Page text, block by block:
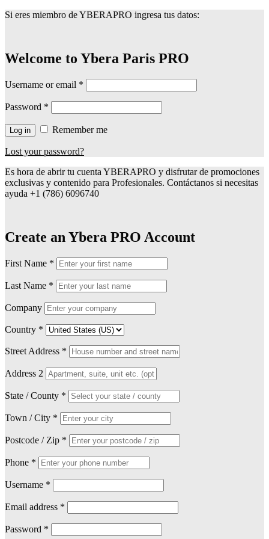
Si eres miembro de YBERAPRO ingresa tus datos:
Welcome to Ybera Paris PRO
Username or email *
Password *
Log in Remember me
Lost your password?
Es hora de abrir tu cuenta YBERAPRO y disfrutar de promociones
exclusivas y contenido para Profesionales. Contáctanos si necesitas
ayuda +1 (786) 6096740
Create an Ybera PRO Account
First Name *
Last Name *
Company
Country *
Street Address *
Address 2
State / County *
Town / City *
Postcode / Zip *
Phone *
Username *
Email address *
Password *